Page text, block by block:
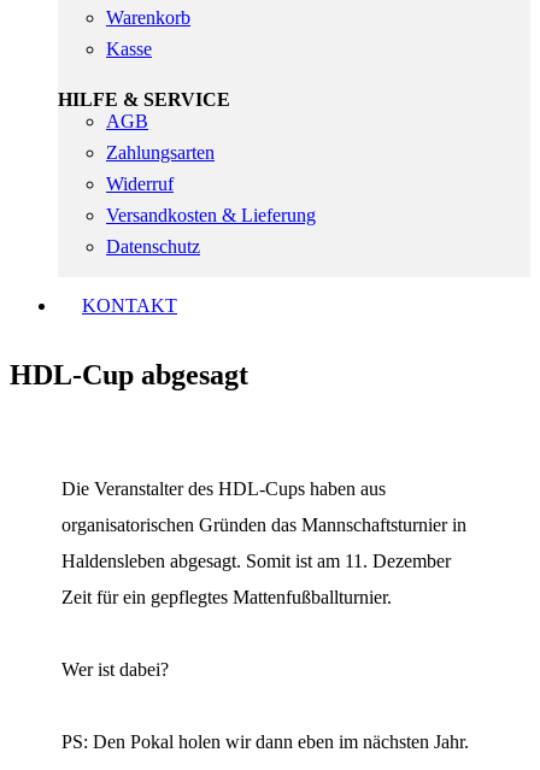
Warenkorb
Kasse
HILFE & SERVICE
AGB
Zahlungsarten
Widerruf
Versandkosten & Lieferung
Datenschutz
KONTAKT
HDL-Cup abgesagt
Die Veranstalter des HDL-Cups haben aus
organisatorischen Gründen das Mannschaftsturnier in
Haldensleben abgesagt. Somit ist am 11. Dezember
Zeit für ein gepflegtes Mattenfußballturnier.
Wer ist dabei?
PS: Den Pokal holen wir dann eben im nächsten Jahr.